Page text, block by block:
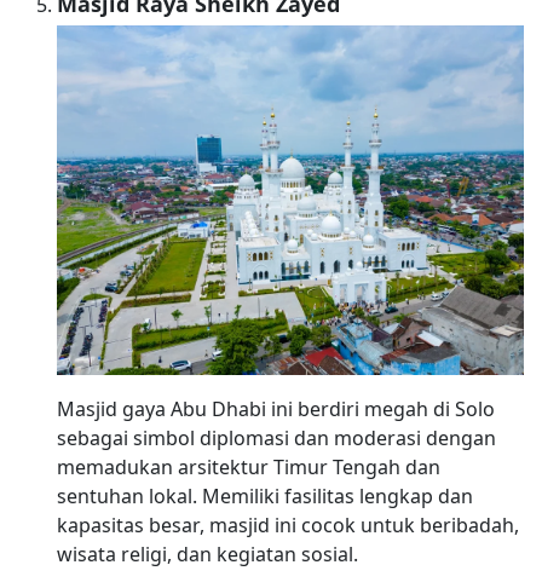
Masjid gaya Abu Dhabi ini berdiri megah di Solo
sebagai simbol diplomasi dan moderasi dengan
memadukan arsitektur Timur Tengah dan
sentuhan lokal. Memiliki fasilitas lengkap dan
kapasitas besar, masjid ini cocok untuk beribadah,
wisata religi, dan kegiatan sosial.